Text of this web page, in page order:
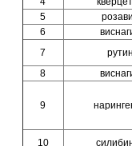
5
6
7
рутин
8
9
10